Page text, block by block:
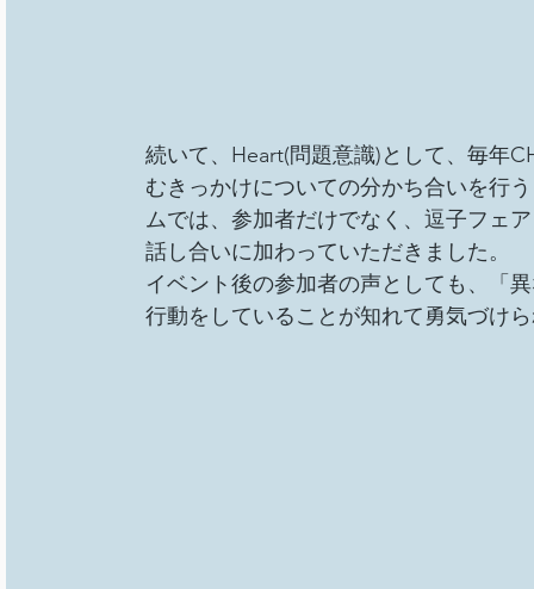
続いて、Heart(問題意識)として、毎年
むきっかけについての分かち合いを行
ムでは、参加者だけでなく、逗子フェ
話し合いに加わっていただきました。
イベント後の参加者の声としても、「
行動をしていることが知れて勇気づけ